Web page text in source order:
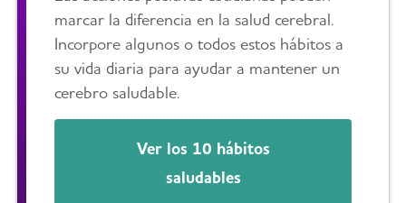
marcar la diferencia en la salud cerebral.
Incorpore algunos o todos estos hábitos a
su vida diaria para ayudar a mantener un
cerebro saludable.
Ver los 10 hábitos
saludables